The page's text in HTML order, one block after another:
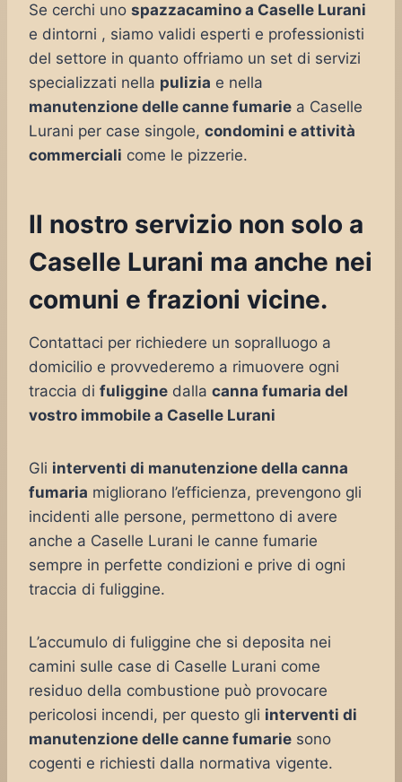
Se cerchi uno spazzacamino a Caselle Lurani
e dintorni , siamo validi esperti e professionisti
del settore in quanto offriamo un set di servizi
specializzati nella pulizia e nella
manutenzione delle canne fumarie a Caselle
Lurani per case singole, condomini e attività
commerciali come le pizzerie.
Il nostro servizio non solo a
Caselle Lurani ma anche nei
comuni e frazioni vicine.
Contattaci per richiedere un sopralluogo a
domicilio e provvederemo a rimuovere ogni
traccia di fuliggine dalla canna fumaria del
vostro immobile a Caselle Lurani
Gli interventi di manutenzione della canna
fumaria migliorano l’efficienza, prevengono gli
incidenti alle persone, permettono di avere
anche a Caselle Lurani le canne fumarie
sempre in perfette condizioni e prive di ogni
traccia di fuliggine.
L’accumulo di fuliggine che si deposita nei
camini sulle case di Caselle Lurani come
residuo della combustione può provocare
pericolosi incendi, per questo gli interventi di
manutenzione delle canne fumarie sono
cogenti e richiesti dalla normativa vigente.